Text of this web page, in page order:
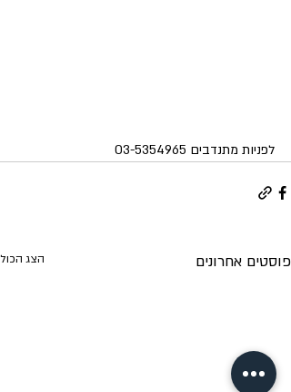
לפניות מתנדבים 03-5354965
פוסטים אחרונים הצג הכול